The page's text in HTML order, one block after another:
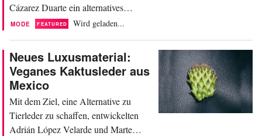
Cázarez Duarte ein alternatives
Material zu Tierhäuten, indem sie
vegane ‘Leder’ ist zu einem der
bevorzugten Materialien für
Modemarken geworden, die auf der
ganzen Welt nachhaltigere Produkte
anbieten...
MODE FEATURED Wird geladen...
Neues Luxusmaterial:
Veganes Kaktusleder aus
Mexico
Mit dem Ziel, eine Alternative zu
Tierleder zu schaffen, entwickelten
Adrián López Velarde und Marte